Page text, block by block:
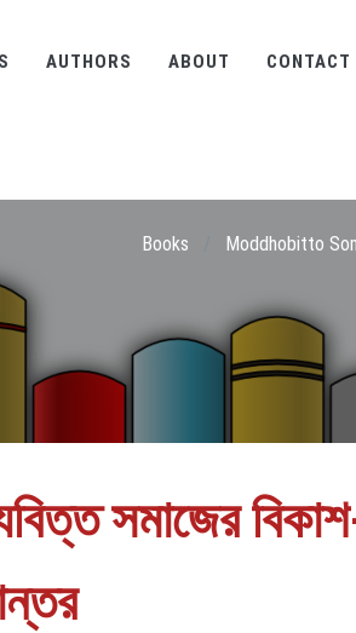
AUTHORS ABOUT CONTACT
Books Moddhobitto
সমাজের